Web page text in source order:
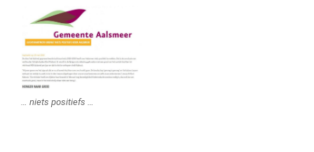
… niets positiefs …